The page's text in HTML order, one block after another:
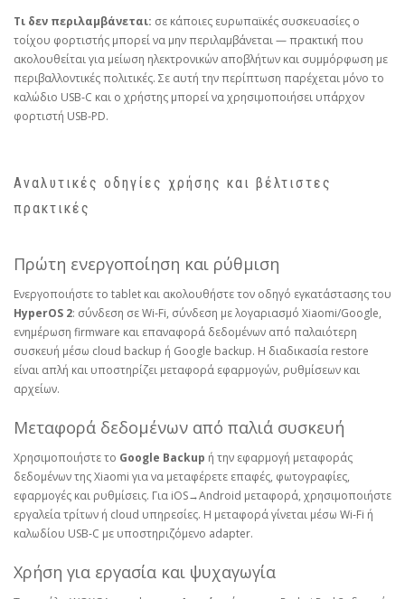
Τι δεν περιλαμβάνεται: σε κάποιες ευρωπαϊκές συσκευασίες ο
τοίχου φορτιστής μπορεί να μην περιλαμβάνεται — πρακτική που
ακολουθείται για μείωση ηλεκτρονικών αποβλήτων και συμμόρφωση με
περιβαλλοντικές πολιτικές. Σε αυτή την περίπτωση παρέχεται μόνο το
καλώδιο USB‑C και ο χρήστης μπορεί να χρησιμοποιήσει υπάρχον
φορτιστή USB‑PD.
Αναλυτικές οδηγίες χρήσης και βέλτιστες
πρακτικές
Πρώτη ενεργοποίηση και ρύθμιση
Ενεργοποιήστε το tablet και ακολουθήστε τον οδηγό εγκατάστασης του
HyperOS 2: σύνδεση σε Wi‑Fi, σύνδεση με λογαριασμό Xiaomi/Google,
ενημέρωση firmware και επαναφορά δεδομένων από παλαιότερη
συσκευή μέσω cloud backup ή Google backup. Η διαδικασία restore
είναι απλή και υποστηρίζει μεταφορά εφαρμογών, ρυθμίσεων και
αρχείων.
Μεταφορά δεδομένων από παλιά συσκευή
Χρησιμοποιήστε το Google Backup ή την εφαρμογή μεταφοράς
δεδομένων της Xiaomi για να μεταφέρετε επαφές, φωτογραφίες,
εφαρμογές και ρυθμίσεις. Για iOS→Android μεταφορά, χρησιμοποιήστε
εργαλεία τρίτων ή cloud υπηρεσίες. Η μεταφορά γίνεται μέσω Wi‑Fi ή
καλωδίου USB‑C με υποστηριζόμενο adapter.
Χρήση για εργασία και ψυχαγωγία